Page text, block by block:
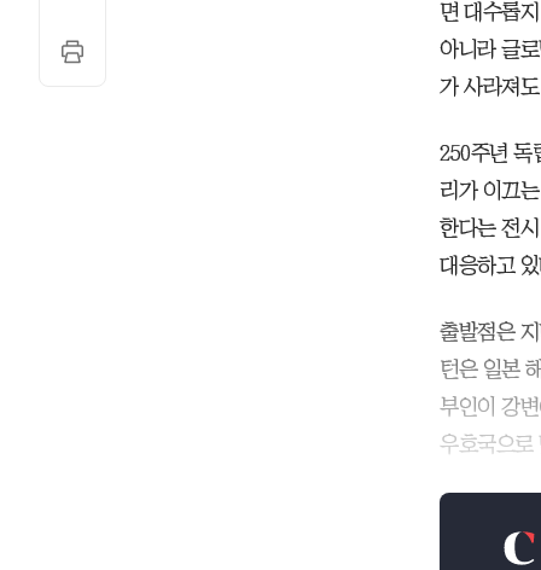
면 대수롭
아니라 글
가 사라져
250주년 독
리가 이끄
한다는 전
대응하고
출발점은
턴은 일본
부인이 강
우호국으로